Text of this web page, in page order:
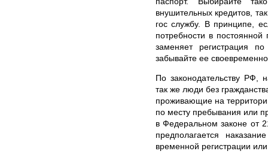
внушительных кредитов,
гос службу. В принципе,
потребности в
заменяет регистрация
забывайте ее
По законодательству РФ,
так же люди без
проживающие на
по месту пребывания или
в Федеральном законе от
предполагается
временной регистрации